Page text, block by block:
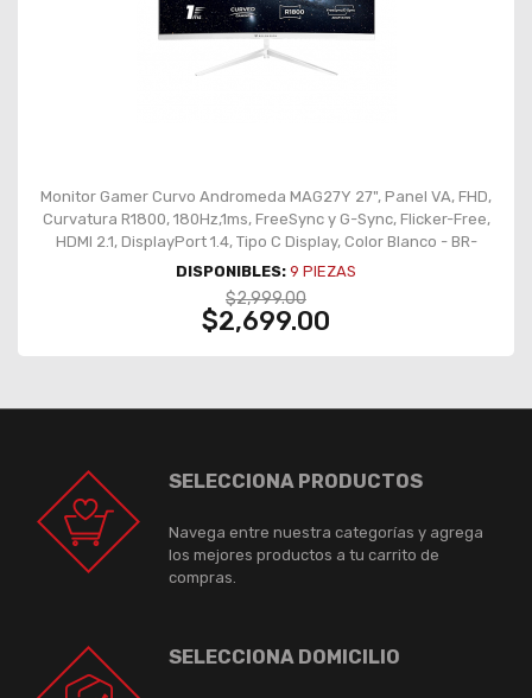
Monitor Gamer Curvo Andromeda MAG27Y 27", Panel VA, FHD,
Curvatura R1800, 180Hz,1ms, FreeSync y G-Sync, Flicker-Free,
HDMI 2.1, DisplayPort 1.4, Tipo C Display, Color Blanco - BR-
942997
DISPONIBLES: 9 PIEZAS
$2,999.00
$2,699.00
SELECCIONA PRODUCTOS
Navega entre nuestra categorías y agrega
los mejores productos a tu carrito de
compras.
SELECCIONA DOMICILIO